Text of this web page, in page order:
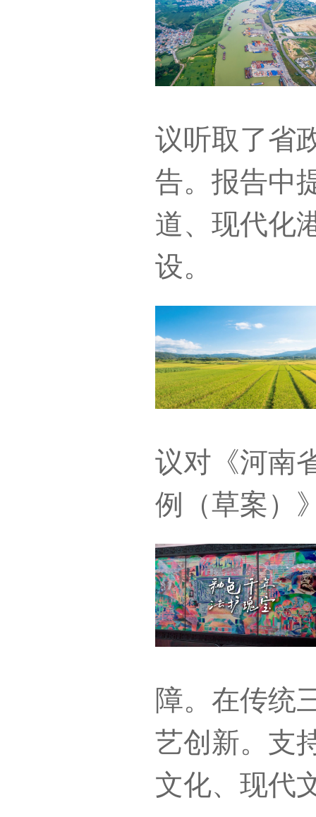
议听取了省
告。报告中
道、现代化
设。
议对《河南
例（草案）
障。在传统
艺创新。支
文化、现代